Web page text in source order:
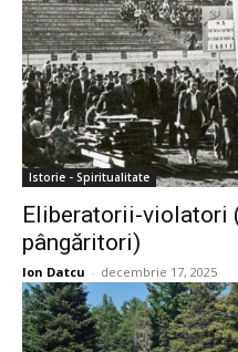
Istorie - Spiritualitate
Eliberatorii-violatori
pângăritori)
Ion Datcu - decembrie 17, 2025